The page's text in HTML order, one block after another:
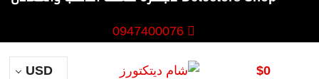
0947400076
$0
USD